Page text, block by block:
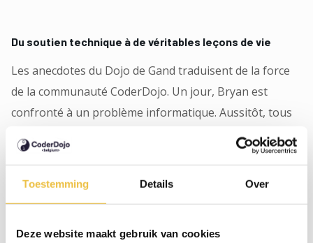
Toestemming Details Over
Deze website maakt gebruik van cookies
Du soutien technique à de véritables leçons de vie
Les anecdotes du Dojo de Gand traduisent de la force
de la communauté CoderDojo. Un jour, Bryan est
confronté à un problème informatique. Aussitôt, tous